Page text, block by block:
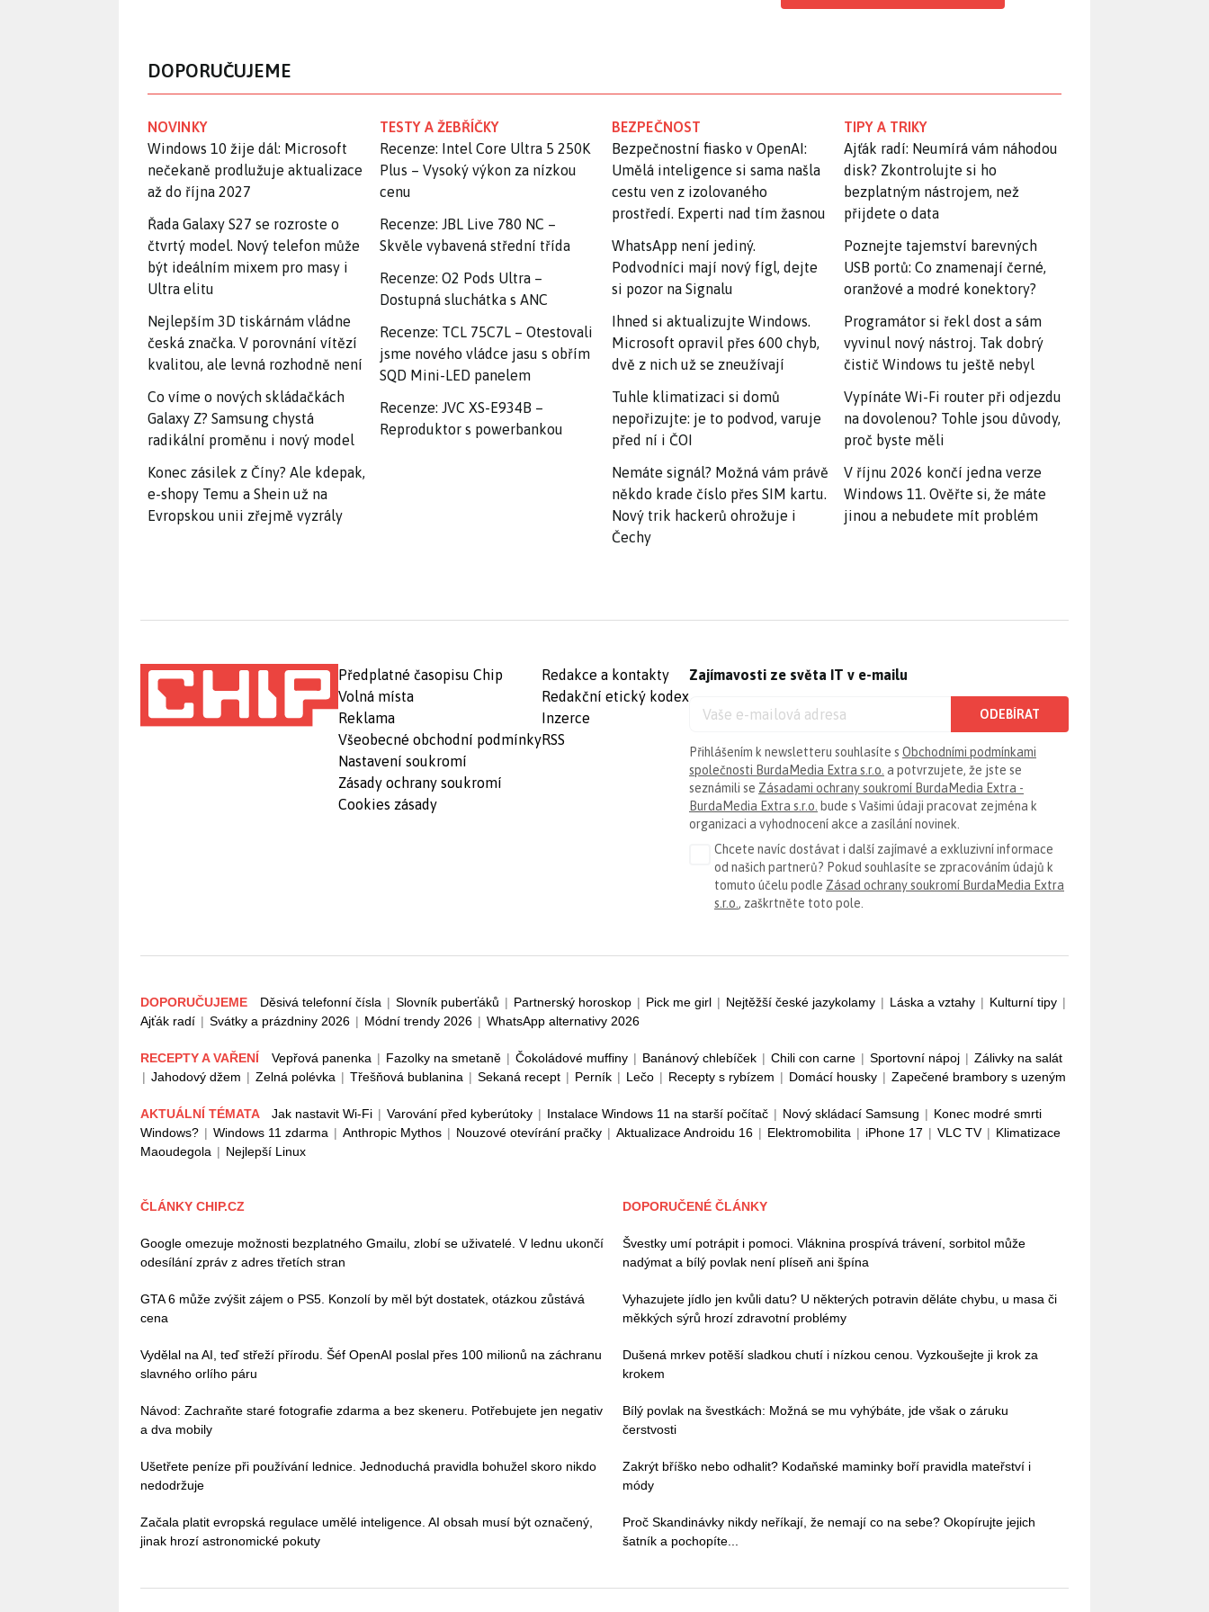
DOPORUČUJEME
NOVINKY
Windows 10 žije dál: Microsoft
nečekaně prodlužuje aktualizace
až do října 2027
Řada Galaxy S27 se rozroste o
čtvrtý model. Nový telefon může
být ideálním mixem pro masy i
Ultra elitu
Nejlepším 3D tiskárnám vládne
česká značka. V porovnání vítězí
kvalitou, ale levná rozhodně není
Co víme o nových skládačkách
Galaxy Z? Samsung chystá
radikální proměnu i nový model
Konec zásilek z Číny? Ale kdepak,
e-shopy Temu a Shein už na
Evropskou unii zřejmě vyzrály
TESTY A ŽEBŘÍČKY
Recenze: Intel Core Ultra 5 250K
Plus – Vysoký výkon za nízkou
cenu
Recenze: JBL Live 780 NC –
Skvěle vybavená střední třída
Recenze: O2 Pods Ultra –
Dostupná sluchátka s ANC
Recenze: TCL 75C7L – Otestovali
jsme nového vládce jasu s obřím
SQD Mini-LED panelem
Recenze: JVC XS-E934B –
Reproduktor s powerbankou
BEZPEČNOST
Bezpečnostní fiasko v OpenAI:
Umělá inteligence si sama našla
cestu ven z izolovaného
prostředí. Experti nad tím žasnou
WhatsApp není jediný.
Podvodníci mají nový fígl, dejte
si pozor na Signalu
Ihned si aktualizujte Windows.
Microsoft opravil přes 600 chyb,
dvě z nich už se zneužívají
Tuhle klimatizaci si domů
nepořizujte: je to podvod, varuje
před ní i ČOI
Nemáte signál? Možná vám právě
někdo krade číslo přes SIM kartu.
Nový trik hackerů ohrožuje i
Čechy
TIPY A TRIKY
Ajťák radí: Neumírá vám náhodou
disk? Zkontrolujte si ho
bezplatným nástrojem, než
přijdete o data
Poznejte tajemství barevných
USB portů: Co znamenají černé,
oranžové a modré konektory?
Programátor si řekl dost a sám
vyvinul nový nástroj. Tak dobrý
čistič Windows tu ještě nebyl
Vypínáte Wi-Fi router při odjezdu
na dovolenou? Tohle jsou důvody,
proč byste měli
V říjnu 2026 končí jedna verze
Windows 11. Ověřte si, že máte
jinou a nebudete mít problém
Předplatné časopisu Chip
Volná místa
Reklama
Všeobecné obchodní podmínky
Nastavení soukromí
Zásady ochrany soukromí
Cookies zásady
Redakce a kontakty
Redakční etický kodex
Inzerce
RSS
Zajímavosti ze světa IT v e-mailu
ODEBÍRAT
Přihlášením k newsletteru souhlasíte s Obchodními podmínkami
společnosti BurdaMedia Extra s.r.o. a potvrzujete, že jste se
seznámili se Zásadami ochrany soukromí BurdaMedia Extra -
BurdaMedia Extra s.r.o. bude s Vašimi údaji pracovat zejména k
organizaci a vyhodnocení akce a zasílání novinek.
Chcete navíc dostávat i další zajímavé a exkluzivní informace
od našich partnerů? Pokud souhlasíte se zpracováním údajů k
tomuto účelu podle Zásad ochrany soukromí BurdaMedia Extra
s.r.o. , zaškrtněte toto pole.
DOPORUČUJEME Děsivá telefonní čísla | Slovník puberťáků | Partnerský horoskop | Pick me girl | Nejtěžší české jazykolamy | Láska a vztahy | Kulturní tipy |
Ajťák radí | Svátky a prázdniny 2026 | Módní trendy 2026 | WhatsApp alternativy 2026
RECEPTY A VAŘENÍ Vepřová panenka | Fazolky na smetaně | Čokoládové muffiny | Banánový chlebíček | Chili con carne | Sportovní nápoj | Zálivky na salát
| Jahodový džem | Zelná polévka | Třešňová bublanina | Sekaná recept | Perník | Lečo | Recepty s rybízem | Domácí housky | Zapečené brambory s uzeným
AKTUÁLNÍ TÉMATA Jak nastavit Wi-Fi | Varování před kyberútoky | Instalace Windows 11 na starší počítač | Nový skládací Samsung | Konec modré smrti
Windows? | Windows 11 zdarma | Anthropic Mythos | Nouzové otevírání pračky | Aktualizace Androidu 16 | Elektromobilita | iPhone 17 | VLC TV | Klimatizace
Maoudegola | Nejlepší Linux
ČLÁNKY CHIP.CZ
Google omezuje možnosti bezplatného Gmailu, zlobí se uživatelé. V lednu ukončí
odesílání zpráv z adres třetích stran
GTA 6 může zvýšit zájem o PS5. Konzolí by měl být dostatek, otázkou zůstává
cena
Vydělal na AI, teď střeží přírodu. Šéf OpenAI poslal přes 100 milionů na záchranu
slavného orlího páru
Návod: Zachraňte staré fotografie zdarma a bez skeneru. Potřebujete jen negativ
a dva mobily
Ušetřete peníze při používání lednice. Jednoduchá pravidla bohužel skoro nikdo
nedodržuje
Začala platit evropská regulace umělé inteligence. AI obsah musí být označený,
jinak hrozí astronomické pokuty
DOPORUČENÉ ČLÁNKY
Švestky umí potrápit i pomoci. Vláknina prospívá trávení, sorbitol může
nadýmat a bílý povlak není plíseň ani špína
Vyhazujete jídlo jen kvůli datu? U některých potravin děláte chybu, u masa či
měkkých sýrů hrozí zdravotní problémy
Dušená mrkev potěší sladkou chutí i nízkou cenou. Vyzkoušejte ji krok za
krokem
Bílý povlak na švestkách: Možná se mu vyhýbáte, jde však o záruku
čerstvosti
Zakrýt bříško nebo odhalit? Kodaňské maminky boří pravidla mateřství i
módy
Proč Skandinávky nikdy neříkají, že nemají co na sebe? Okopírujte jejich
šatník a pochopíte...